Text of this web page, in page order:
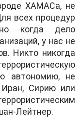
ХАМАСа, не
всех процедур
когда дело
у нас не
Никто никогда
автономию, не
Иран, Сирию или
Лейтнер.